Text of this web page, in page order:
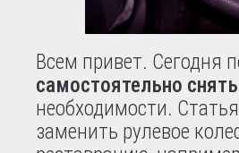
Всем привет. Сегодня
самостоятельно
необходимости.
заменить рулевое